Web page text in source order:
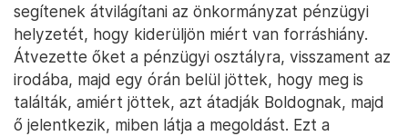
segítenek átvilágítani az önkormányzat pénzügyi
helyzetét, hogy kiderüljön miért van forráshiány.
Átvezette őket a pénzügyi osztályra, visszament az
irodába, majd egy órán belül jöttek, hogy meg is
találták, amiért jöttek, azt átadják Boldognak, majd
ő jelentkezik, miben látja a megoldást. Ezt a